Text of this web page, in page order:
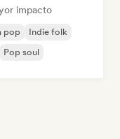
impacto
pop
Indie folk
Pop soul